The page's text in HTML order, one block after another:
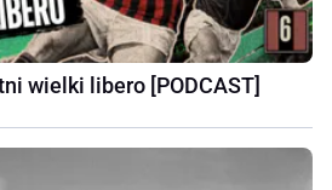
wielki libero [PODCAST]